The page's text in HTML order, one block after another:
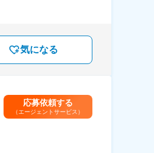
気になる
応募依頼する
（エージェントサービス）